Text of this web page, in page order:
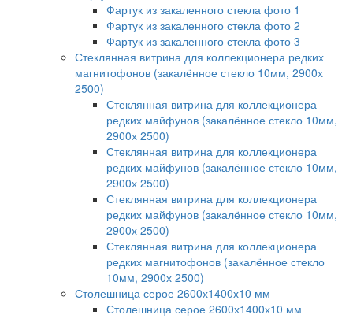
Фартук из закаленного стекла фото 1
Фартук из закаленного стекла фото 2
Фартук из закаленного стекла фото 3
Стеклянная витрина для коллекционера редких
магнитофонов (закалённое стекло 10мм, 2900х
2500)
Стеклянная витрина для коллекционера
редких майфунов (закалённое стекло 10мм,
2900х 2500)
Стеклянная витрина для коллекционера
редких майфунов (закалённое стекло 10мм,
2900х 2500)
Стеклянная витрина для коллекционера
редких майфунов (закалённое стекло 10мм,
2900х 2500)
Стеклянная витрина для коллекционера
редких магнитофонов (закалённое стекло
10мм, 2900х 2500)
Столешница серое 2600х1400х10 мм
Столешница серое 2600х1400х10 мм